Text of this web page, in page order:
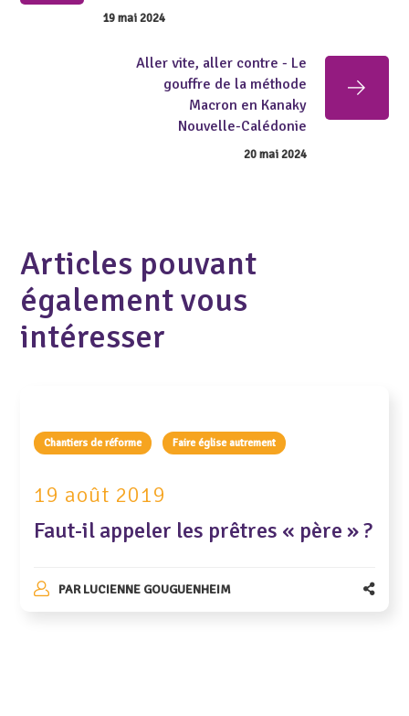
19 mai 2024
Aller vite, aller contre - Le
gouffre de la méthode
Macron en Kanaky
Nouvelle-Calédonie
20 mai 2024
Articles pouvant
également vous
intéresser
Chantiers de réforme Faire église autrement
19 août 2019
Faut-il appeler les prêtres « père » ?
PARLUCIENNE GOUGUENHEIM